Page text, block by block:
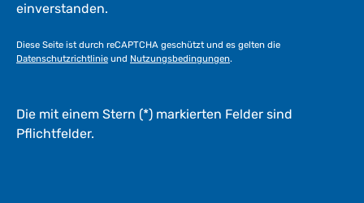
einverstanden.
Diese Seite ist durch reCAPTCHA geschützt und es gelten die
Datenschutzrichtlinie und Nutzungsbedingungen.
Die mit einem Stern (*) markierten Felder sind
Pflichtfelder.